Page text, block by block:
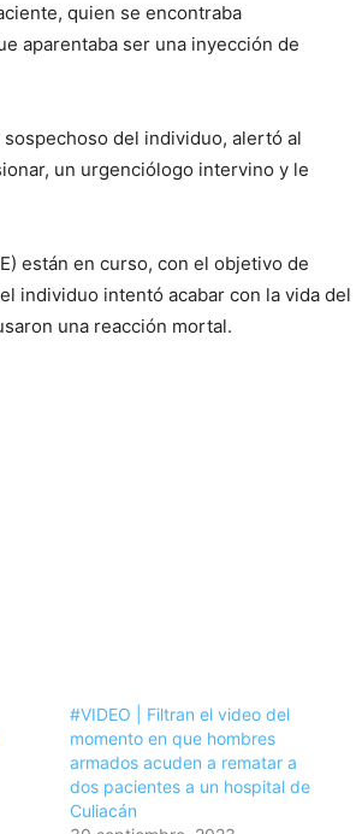
quien se encontraba
aparentaba ser una inyección de
del individuo, alertó al
un urgenciólogo intervino y le
están en curso, con el objetivo de
individuo intentó acabar con la vida del
una reacción mortal.
#VIDEO | Filtran el video del
momento en que hombres
armados acuden a rematar a
dos pacientes a un hospital de
Culiacán